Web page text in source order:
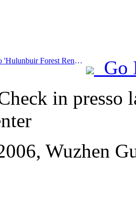
Prev:Il treno turistico 'Hulunbuir Forest Rendezvous - Daxinganling Express - Starlight Train - Tianyi Journey' effettua il suo viaggio inaugurale.
Go
in presso
Wuzhen